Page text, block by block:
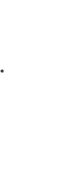
*Обязательно